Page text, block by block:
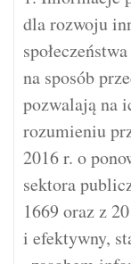
dla rozwoju
na sposób
pozwalają na
rozumieniu
2016 r. o
sektora
1669 oraz z
i efektywny,